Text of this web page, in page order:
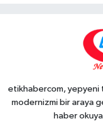
etikhabercom, yepyeni
modernizmi bir araya
haber